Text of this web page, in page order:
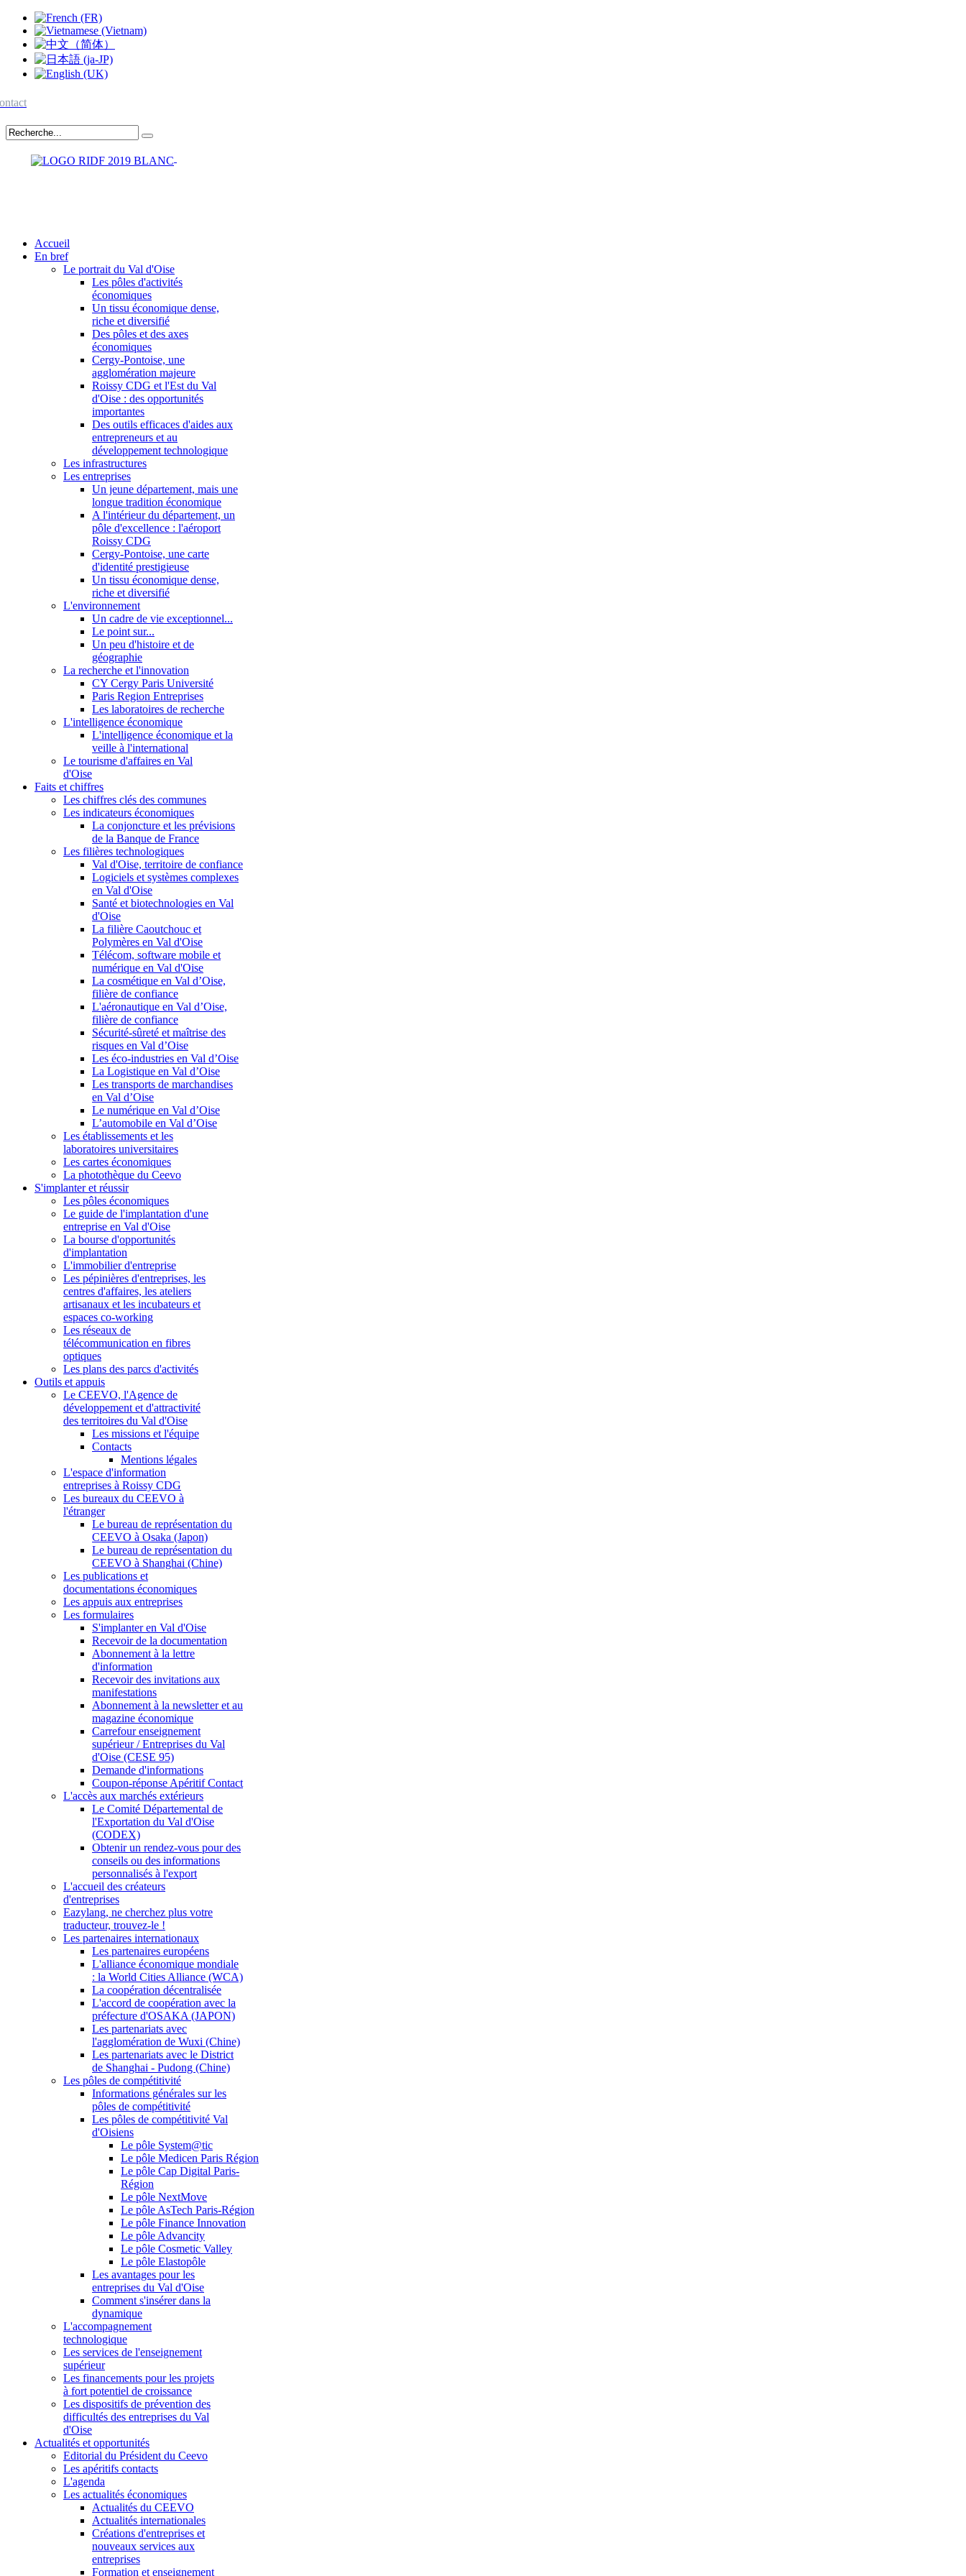
Accueil
En bref
Le portrait du Val d'Oise
Les pôles d'activités
économiques
Un tissu économique dense,
riche et diversifié
Des pôles et des axes
économiques
Cergy-Pontoise, une
agglomération majeure
Roissy CDG et l'Est du Val
d'Oise : des opportunités
importantes
Des outils efficaces d'aides aux
entrepreneurs et au
développement technologique
Les infrastructures
Les entreprises
Un jeune département, mais une
longue tradition économique
A l'intérieur du département, un
pôle d'excellence : l'aéroport
Roissy CDG
Cergy-Pontoise, une carte
d'identité prestigieuse
Un tissu économique dense,
riche et diversifié
L'environnement
Un cadre de vie exceptionnel...
Le point sur...
Un peu d'histoire et de
géographie
La recherche et l'innovation
CY Cergy Paris Université
Paris Region Entreprises
Les laboratoires de recherche
L'intelligence économique
L'intelligence économique et la
veille à l'international
Le tourisme d'affaires en Val
d'Oise
Faits et chiffres
Les chiffres clés des communes
Les indicateurs économiques
La conjoncture et les prévisions
de la Banque de France
Les filières technologiques
Val d'Oise, territoire de confiance
Logiciels et systèmes complexes
en Val d'Oise
Santé et biotechnologies en Val
d'Oise
La filière Caoutchouc et
Polymères en Val d'Oise
Télécom, software mobile et
numérique en Val d'Oise
La cosmétique en Val d’Oise,
filière de confiance
L'aéronautique en Val d’Oise,
filière de confiance
Sécurité-sûreté et maîtrise des
risques en Val d’Oise
Les éco-industries en Val d’Oise
La Logistique en Val d’Oise
Les transports de marchandises
en Val d’Oise
Le numérique en Val d’Oise
L’automobile en Val d’Oise
Les établissements et les
laboratoires universitaires
Les cartes économiques
La photothèque du Ceevo
S'implanter et réussir
Les pôles économiques
Le guide de l'implantation d'une
entreprise en Val d'Oise
La bourse d'opportunités
d'implantation
L'immobilier d'entreprise
Les pépinières d'entreprises, les
centres d'affaires, les ateliers
artisanaux et les incubateurs et
espaces co-working
Les réseaux de
télécommunication en fibres
optiques
Les plans des parcs d'activités
Outils et appuis
Le CEEVO, l'Agence de
développement et d'attractivité
des territoires du Val d'Oise
Les missions et l'équipe
Contacts
Mentions légales
L'espace d'information
entreprises à Roissy CDG
Les bureaux du CEEVO à
l'étranger
Le bureau de représentation du
CEEVO à Osaka (Japon)
Le bureau de représentation du
CEEVO à Shanghai (Chine)
Les publications et
documentations économiques
Les appuis aux entreprises
Les formulaires
S'implanter en Val d'Oise
Recevoir de la documentation
Abonnement à la lettre
d'information
Recevoir des invitations aux
manifestations
Abonnement à la newsletter et au
magazine économique
Carrefour enseignement
supérieur / Entreprises du Val
d'Oise (CESE 95)
Demande d'informations
Coupon-réponse Apéritif Contact
L'accès aux marchés extérieurs
Le Comité Départemental de
l'Exportation du Val d'Oise
(CODEX)
Obtenir un rendez-vous pour des
conseils ou des informations
personnalisés à l'export
L'accueil des créateurs
d'entreprises
Eazylang, ne cherchez plus votre
traducteur, trouvez-le !
Les partenaires internationaux
Les partenaires européens
L'alliance économique mondiale
: la World Cities Alliance (WCA)
La coopération décentralisée
L'accord de coopération avec la
préfecture d'OSAKA (JAPON)
Les partenariats avec
l'agglomération de Wuxi (Chine)
Les partenariats avec le District
de Shanghai - Pudong (Chine)
Les pôles de compétitivité
Informations générales sur les
pôles de compétitivité
Les pôles de compétitivité Val
d'Oisiens
Le pôle System@tic
Le pôle Medicen Paris Région
Le pôle Cap Digital Paris-
Région
Le pôle NextMove
Le pôle AsTech Paris-Région
Le pôle Finance Innovation
Le pôle Advancity
Le pôle Cosmetic Valley
Le pôle Elastopôle
Les avantages pour les
entreprises du Val d'Oise
Comment s'insérer dans la
dynamique
L'accompagnement
technologique
Les services de l'enseignement
supérieur
Les financements pour les projets
à fort potentiel de croissance
Les dispositifs de prévention des
difficultés des entreprises du Val
d'Oise
Actualités et opportunités
Editorial du Président du Ceevo
Les apéritifs contacts
L'agenda
Les actualités économiques
Actualités du CEEVO
Actualités internationales
Créations d'entreprises et
nouveaux services aux
entreprises
Formation et enseignement